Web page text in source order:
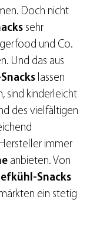
Doch nicht
sehr
und Co.
Und das aus
lassen
sind kinderleicht
des vielfältigen
immer
anbieten. Von
Snacks
ein stetig